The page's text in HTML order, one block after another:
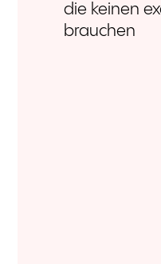
die keinen
brauchen